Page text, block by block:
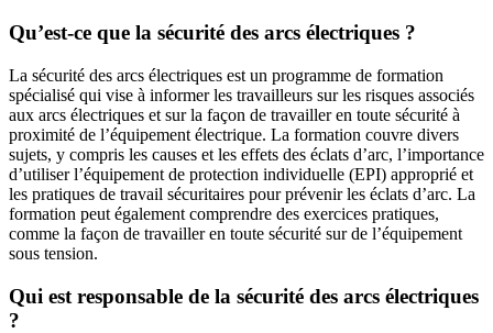
Qu’est-ce que la sécurité des arcs électriques ?
La sécurité des arcs électriques est un programme de formation
spécialisé qui vise à informer les travailleurs sur les risques associés
aux arcs électriques et sur la façon de travailler en toute sécurité à
proximité de l’équipement électrique. La formation couvre divers
sujets, y compris les causes et les effets des éclats d’arc, l’importance
d’utiliser l’équipement de protection individuelle (EPI) approprié et
les pratiques de travail sécuritaires pour prévenir les éclats d’arc. La
formation peut également comprendre des exercices pratiques,
comme la façon de travailler en toute sécurité sur de l’équipement
sous tension.
Qui est responsable de la sécurité des arcs électriques
?